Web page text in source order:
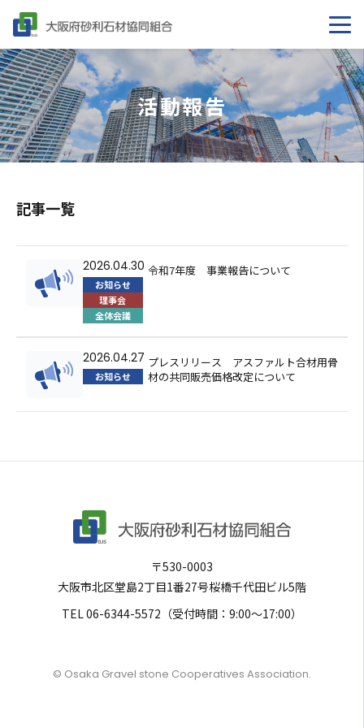
活動報告
記事一覧
2026.04.30
お知らせ
理事会
全体会議
令和7年度 事業報告について
2026.04.27
お知らせ
プレスリリース アスファルト合材用骨
材の共同販売価格改定について
〒530-0003
大阪市北区堂島2丁目1番27号桜橋千代田ビル5階
TEL 06-6344-5572 （受付時間：9:00〜17:00）
© Osaka Gravel stone Cooperatives Association.